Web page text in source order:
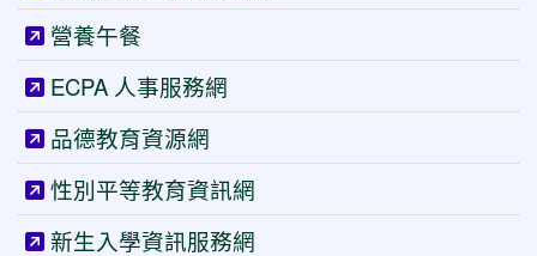
營養午餐
ECPA 人事服務網
品德教育資源網
性別平等教育資訊網
新生入學資訊服務網